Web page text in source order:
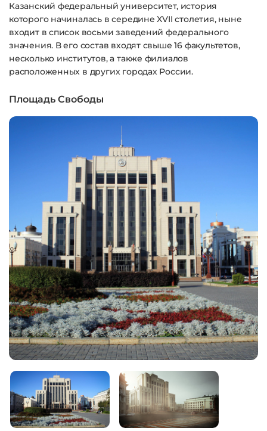
Казанский федеральный университет, история
которого начиналась в середине XVII столетия, ныне
входит в список восьми заведений федерального
значения. В его состав входят свыше 16 факультетов,
несколько институтов, а также филиалов
расположенных в других городах России.
Площадь Свободы